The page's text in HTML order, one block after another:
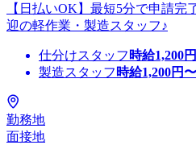
【日払いOK】最短5分で申請
迎の軽作業・製造スタッフ♪
仕分けスタッフ 時給1,200
製造スタッフ 時給1,200円〜
勤務地
面接地